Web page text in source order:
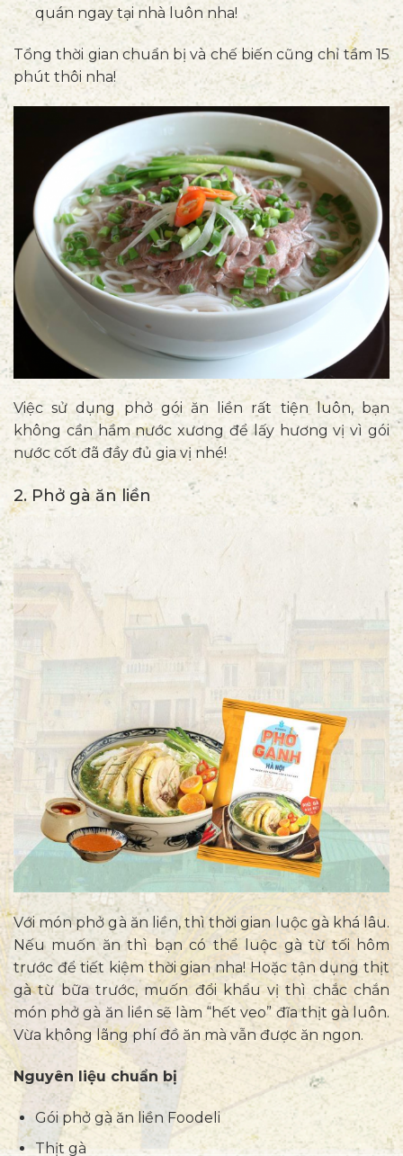
quán ngay tại nhà luôn nha!
Tổng thời gian chuẩn bị và chế biến cũng chỉ tầm 15
phút thôi nha!
Việc sử dụng phở gói ăn liền rất tiện luôn, bạn
không cần hầm nước xương để lấy hương vị vì gói
nước cốt đã đầy đủ gia vị nhé!
2. Phở gà ăn liền
Với món phở gà ăn liền, thì thời gian luộc gà khá lâu.
Nếu muốn ăn thì bạn có thể luộc gà từ tối hôm
trước để tiết kiệm thời gian nha! Hoặc tận dụng thịt
gà từ bữa trước, muốn đổi khẩu vị thì chắc chắn
món phở gà ăn liền sẽ làm “hết veo” đĩa thịt gà luôn.
Vừa không lãng phí đồ ăn mà vẫn được ăn ngon.
Nguyên liệu chuẩn bị
Gói phở gà ăn liền Foodeli
Thịt gà